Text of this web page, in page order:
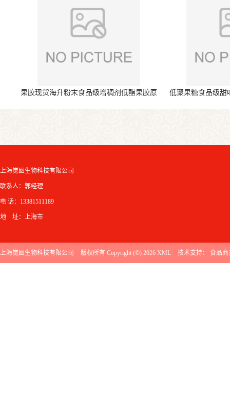
果胶现货海升粉末食品级增稠剂低酯果胶原
低聚果糖食品级甜
上海觉图生物科技有限公司
联系人：郭经理
电 话：13381511189
地 址：上海市
上海觉图生物科技有限公司 版权所有 Copyright (©) 2026 XML 技术支持： 食品商